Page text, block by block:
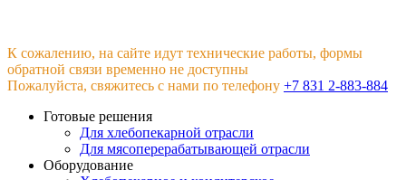
К сожалению, на сайте идут технические работы, формы
обратной связи временно не доступны
Пожалуйста, свяжитесь с нами по телефону +7 831 2-883-884
Готовые решения
Для хлебопекарной отрасли
Для мясоперерабатывающей отрасли
Оборудование